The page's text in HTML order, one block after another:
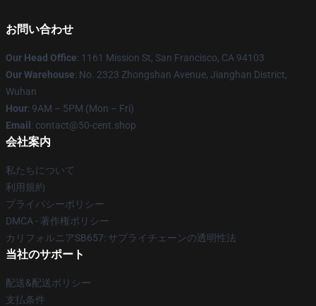
お問い合わせ
Our Head Office: 1161 Mission St, San Francisco, CA 94103
Our Warehouse: No. 2323 Zhongshan Avenue, Jianghan District,
Wuhan
Hour: 9AM – 5PM (Mon – Fri)
Email : contact@50-cent.shop
会社案内
私たちについて
利用規約
プライバシーポリシー
DMCA - 著作権ポリシー
カリフォルニアSB657: サプライチェーンの透明性法
当社のサポート
配送&配送ポリシー
支払条件